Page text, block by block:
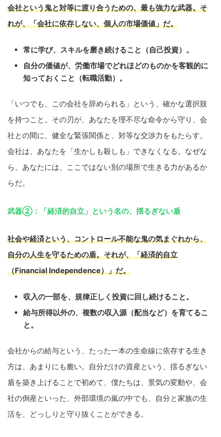
会社という鬼と対等に渡り合うための、最も強力な武器。そ
れが、「会社に依存しない、個人の市場価値」だ。
常に学び、スキルを磨き続けること（自己投資）。
自分の価値が、労働市場でどれほどのものかを客観的に
知っておくこと（転職活動）。
「いつでも、この会社を辞められる」という、確かな選択肢
を持つこと。その刃が、あなたを理不尽な命令から守り、会
社との間に、健全な緊張関係と、対等な交渉力をもたらす。
会社は、あなたを「生かしも殺しも」できなくなる。なぜな
ら、あなたには、ここではない別の場所で生きる力があるか
らだ。
武器②：「経済的自立」という名の、揺るぎない盾
社会や経済という、コントロール不能な鬼の気まぐれから、
自分の人生を守るための盾。それが、「経済的自立
（Financial Independence）」だ。
収入の一部を、規律正しく投資に回し続けること。
給与所得以外の、複数の収入源（配当など）を育てるこ
と。
会社からの給与という、たった一本の生命線に依存する生き
方は、あまりにも脆い。自分だけの資産という、揺るぎない
盾を築き上げることで初めて、僕たちは、景気の変動や、会
社の倒産といった、外部環境の嵐の中でも、自分と家族の生
活を、どっしりと守り抜くことができる。